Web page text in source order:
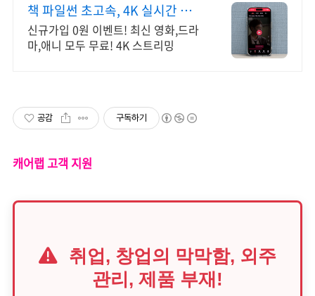
책 파일썬 초고속, 4K 실시간 보
기!
신규가입 0원 이벤트! 최신 영화,드라
마,애니 모두 무료! 4K 스트리밍
공감 구독하기
캐어랩 고객 지원
취업, 창업의 막막함, 외주
관리, 제품 부재!